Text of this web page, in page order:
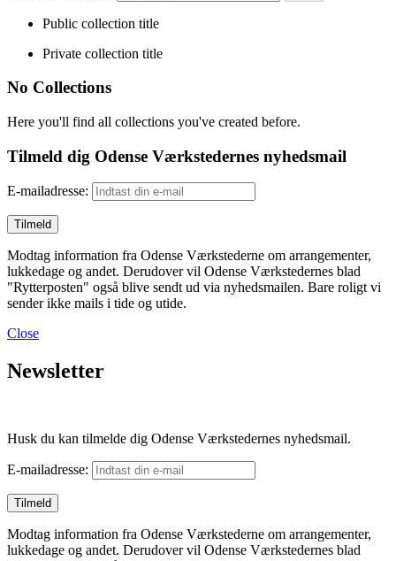
Public collection title
Private collection title
No Collections
Here you'll find all collections you've created before.
Tilmeld dig Odense Værkstedernes nyhedsmail
E-mailadresse:
Modtag information fra Odense Værkstederne om arrangementer,
lukkedage og andet. Derudover vil Odense Værkstedernes blad
"Rytterposten" også blive sendt ud via nyhedsmailen. Bare roligt vi
sender ikke mails i tide og utide.
Close
Newsletter
Husk du kan tilmelde dig Odense Værkstedernes nyhedsmail.
E-mailadresse:
Modtag information fra Odense Værkstederne om arrangementer,
lukkedage og andet. Derudover vil Odense Værkstedernes blad